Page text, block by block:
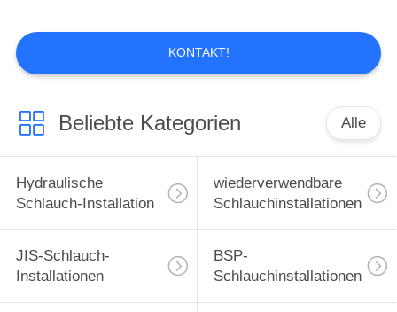
Gleitringdichtungen
96
KONTAKT!
Beliebte Kategorien Alle
Hydraulische
Schlauch-Installation
wiederverwendbare
Schlauchinstallationen
JIS-Schlauch-
Installationen
BSP-
Schlauchinstallationen